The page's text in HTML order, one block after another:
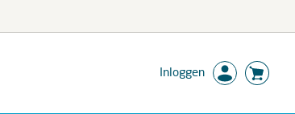
Inloggen